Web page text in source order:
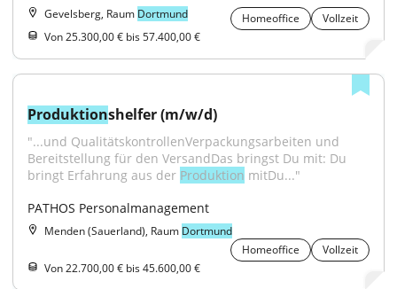
Gevelsberg, Raum Dortmund Homeoffice
Vollzeit
Von 25.300,00 € bis 57.400,00 €
Produktionshelfer (m/w/d)
"...und QualitätskontrollenVerpackungsarbeiten und
Bereitstellung für den VersandDas bringst Du mit: Du
bringt Erfahrung aus der Produktion mitDu..."
PATHOS Personalmanagement
Menden (Sauerland), Raum Dortmund
Homeoffice
Vollzeit
Von 22.700,00 € bis 45.600,00 €